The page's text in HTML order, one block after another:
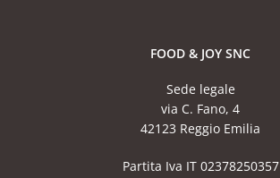
FOOD & JOY SNC
Sede legale
via C. Fano, 4
42123 Reggio Emilia
Partita Iva IT 02378250357